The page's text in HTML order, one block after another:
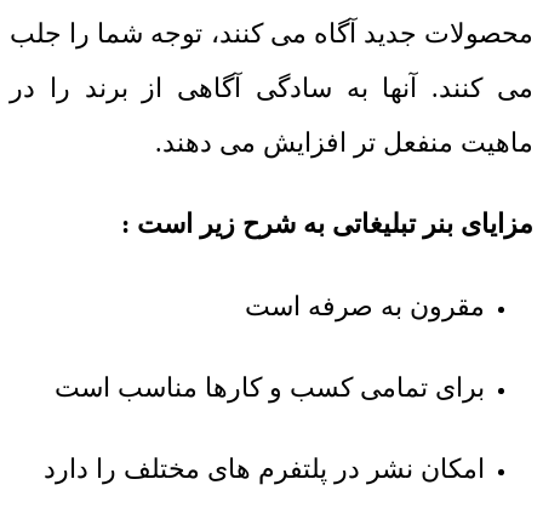
محصولات جدید آگاه می کنند، توجه شما را جلب
می کنند. آنها به سادگی آگاهی از برند را در
ماهیت منفعل تر افزایش می دهند.
مزایای بنر تبلیغاتی به شرح زیر است :
مقرون به صرفه است
برای تمامی کسب و کارها مناسب است
امکان نشر در پلتفرم های مختلف را دارد